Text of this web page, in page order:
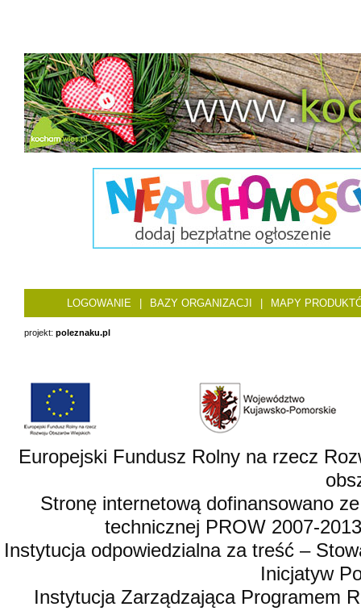
LOGOWANIE BAZY ORGANIZACJI MAPY
projekt: poleznaku.pl
Europejski Fundusz Rolny na rzecz
Stronę internetową dofinansowano
technicznej PROW 2007-
Instytucja odpowiedzialna za treść –
Inicjatyw
Instytucja Zarządzająca Programem